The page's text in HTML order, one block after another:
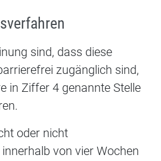
sind, dass diese
zugänglich sind,
in Ziffer 4 genannte Stelle
oder nicht
von vier Wochen